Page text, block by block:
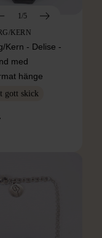
1/5
KERN
Kern - Delise -
med
hänge
gott skick